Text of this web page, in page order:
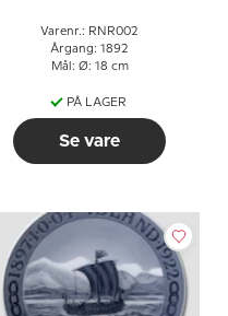
Varenr.: RNR002
Årgang: 1892
Mål: Ø: 18 cm
PÅ LAGER
Se vare